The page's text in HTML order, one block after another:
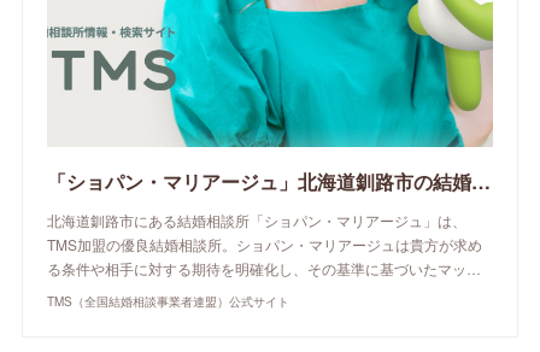
「ショパン・マリアージュ」北海道釧路市の結婚相談所 | TMS（全国結婚相談事業者連盟）公式サイト
北海道釧路市にある結婚相談所「ショパン・マリアージュ」は、
TMS加盟の優良結婚相談所。ショパン・マリアージュは貴方が求め
る条件や相手に対する期待を明確化し、その基準に基づいたマッ…
TMS（全国結婚相談事業者連盟）公式サイト